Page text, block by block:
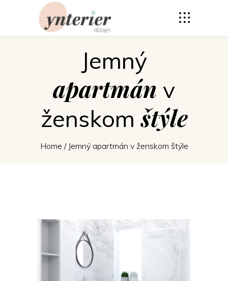
Jemný
apartmán v
ženskomštýle
Home / Jemný apartmán v ženskom štýle